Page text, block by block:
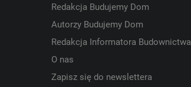
Redakcja Budujemy Dom
Autorzy Budujemy Dom
Redakcja Informatora Budownictwa
O nas
Zapisz się do newslettera